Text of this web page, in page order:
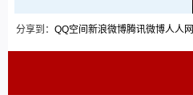
分享到： QQ空间 新浪微博腾讯微博人人网